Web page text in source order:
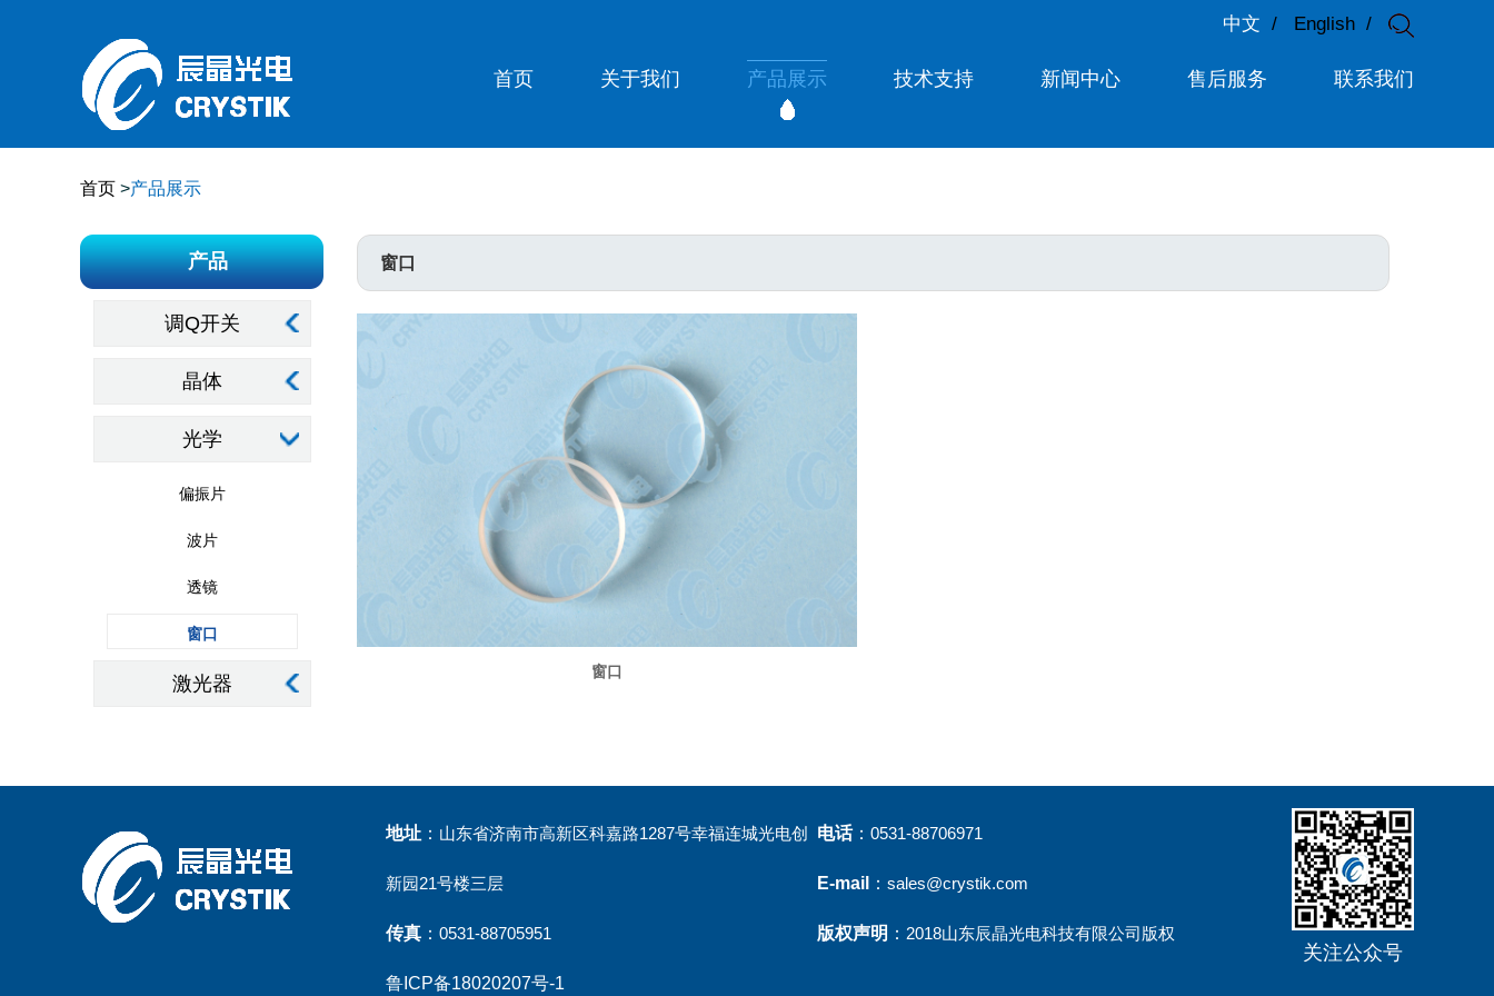
中文 / English /
首页 关于我们 产品展示 技术支持 新闻中心 售后服务 联系我们
首页 >产品展示
产品
调Q开关
晶体
光学
偏振片
波片
透镜
窗口
激光器
窗口
窗口
地址 ： 山东省济南市高新区科嘉路1287号幸福连城光电创
新园21号楼三层
电话： 0531-88706971
E-mail ： sales@crystik.com
传真 ： 0531-88705951 版权声明 ： 2018山东辰晶光电科技有限公司版权
鲁ICP备18020207号-1
关注公众号